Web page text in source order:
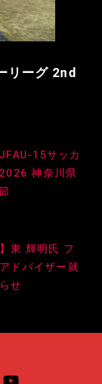
リーグ 2nd
15サッカ
神奈川県
東 輝明氏 フ
ドバイザー就
せ